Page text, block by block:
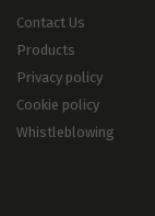
Contact Us
Products
Privacy policy
Cookie policy
Whistleblowing